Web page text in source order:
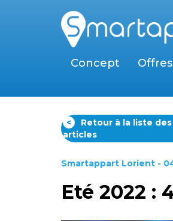
Concept Offres
<
Retour à la liste des
articles
Smartappart Lorient -
Eté 2022 :